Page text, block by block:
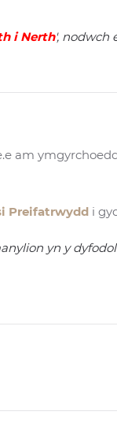
i Nerth', nodwch
am
Preifatrwydd i
yn y dyfodol